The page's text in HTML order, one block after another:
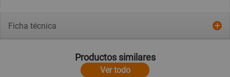
Ficha técnica
Productos similares
Ver todo